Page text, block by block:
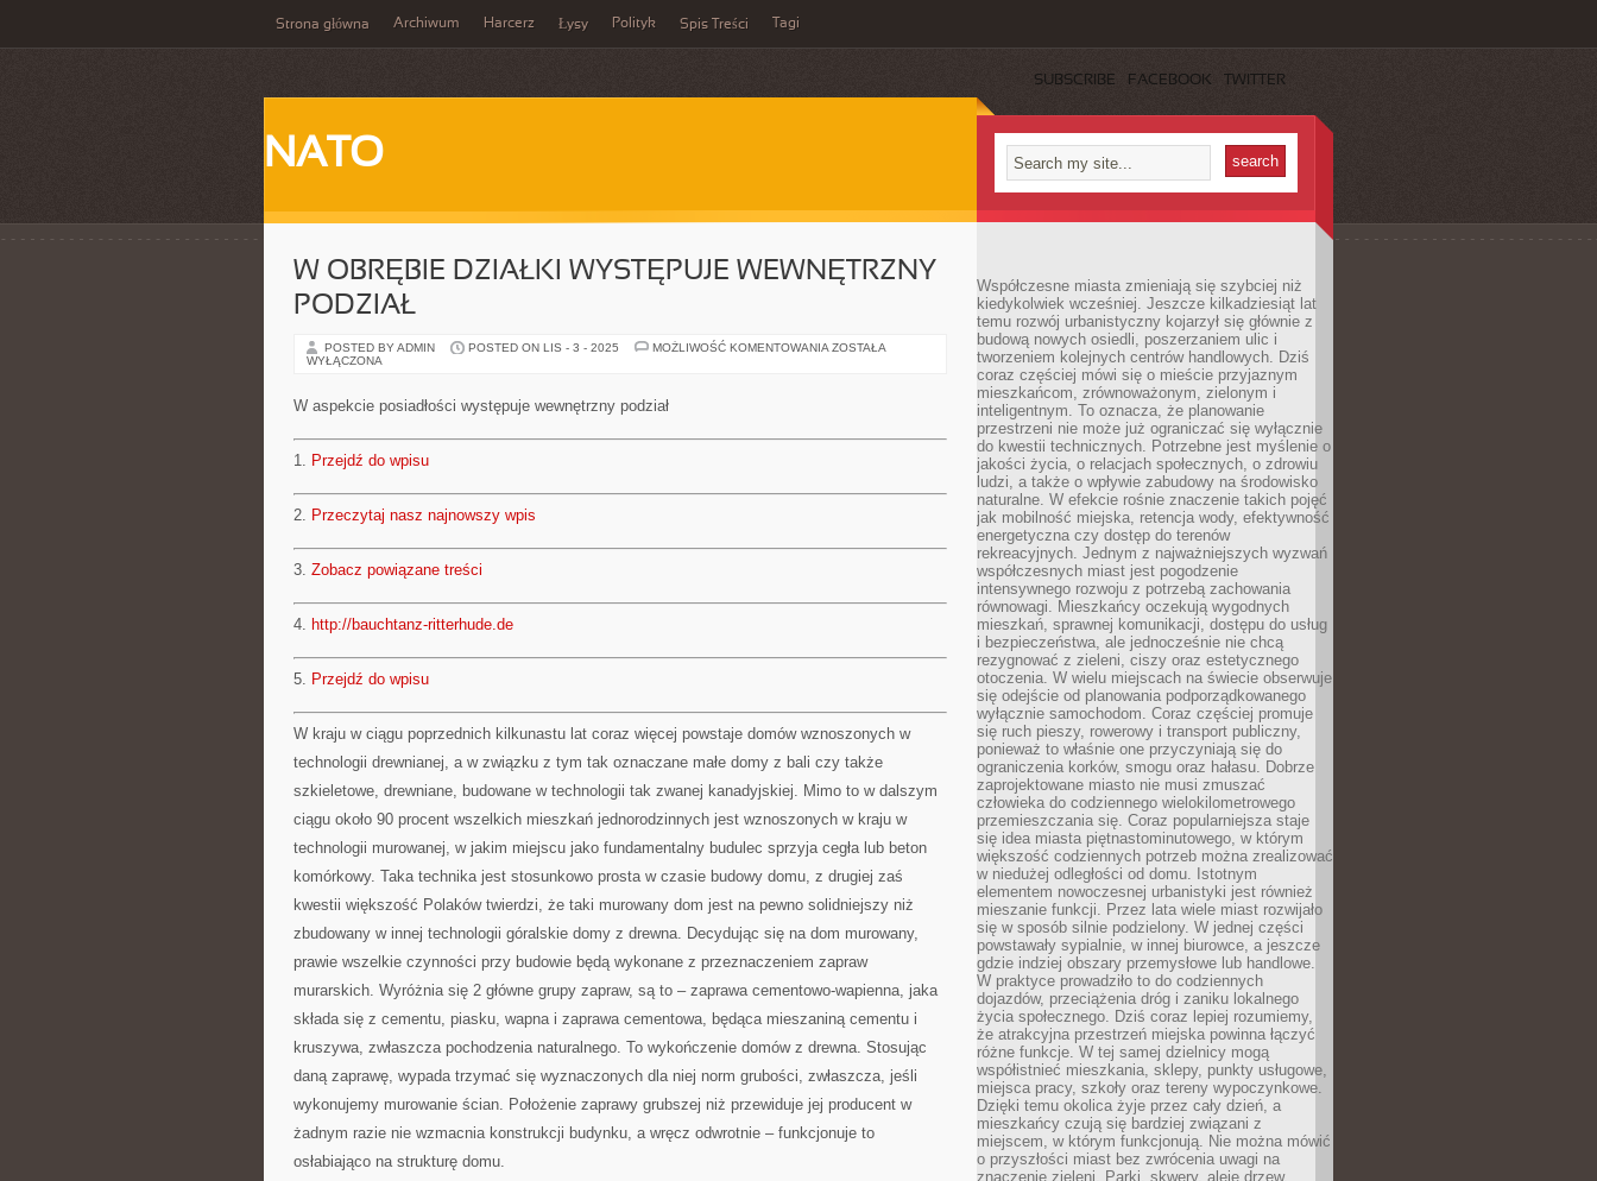
Strona główna Archiwum Harcerz Łysy Polityk Spis Treści Tagi
SUBSCRIBE FACEBOOK TWITTER
NATO
W OBRĘBIE DZIAŁKI WYSTĘPUJE WEWNĘTRZNY
PODZIAŁ
POSTED BY ADMIN POSTED ON LIS - 3 - 2025 MOŻLIWOŚĆ KOMENTOWANIA W
ZOSTAŁA
WYŁĄCZONA
W aspekcie posiadłości występuje wewnętrzny podział
1. Przejdź do wpisu
2. Przeczytaj nasz najnowszy wpis
3. Zobacz powiązane treści
4. http://bauchtanz-ritterhude.de
5. Przejdź do wpisu
W kraju w ciągu poprzednich kilkunastu lat coraz więcej powstaje domów wznoszonych w
technologii drewnianej, a w związku z tym tak oznaczane małe domy z bali czy także
szkieletowe, drewniane, budowane w technologii tak zwanej kanadyjskiej. Mimo to w dalszym
ciągu około 90 procent wszelkich mieszkań jednorodzinnych jest wznoszonych w kraju w
technologii murowanej, w jakim miejscu jako fundamentalny budulec sprzyja cegła lub beton
komórkowy. Taka technika jest stosunkowo prosta w czasie budowy domu, z drugiej zaś
kwestii większość Polaków twierdzi, że taki murowany dom jest na pewno solidniejszy niż
zbudowany w innej technologii góralskie domy z drewna. Decydując się na dom murowany,
prawie wszelkie czynności przy budowie będą wykonane z przeznaczeniem zapraw
murarskich. Wyróżnia się 2 główne grupy zapraw, są to – zaprawa cementowo-wapienna, jaka
składa się z cementu, piasku, wapna i zaprawa cementowa, będąca mieszaniną cementu i
kruszywa, zwłaszcza pochodzenia naturalnego. To wykończenie domów z drewna. Stosując
daną zaprawę, wypada trzymać się wyznaczonych dla niej norm grubości, zwłaszcza, jeśli
wykonujemy murowanie ścian. Położenie zaprawy grubszej niż przewiduje jej producent w
żadnym razie nie wzmacnia konstrukcji budynku, a wręcz odwrotnie – funkcjonuje to
osłabiająco na strukturę domu.
Współczesne miasta zmieniają się szybciej niż
kiedykolwiek wcześniej. Jeszcze kilkadziesiąt lat
temu rozwój urbanistyczny kojarzył się głównie z
budową nowych osiedli, poszerzaniem ulic i
tworzeniem kolejnych centrów handlowych. Dziś
coraz częściej mówi się o mieście przyjaznym
mieszkańcom, zrównoważonym, zielonym i
inteligentnym. To oznacza, że planowanie
przestrzeni nie może już ograniczać się wyłącznie
do kwestii technicznych. Potrzebne jest myślenie o
jakości życia, o relacjach społecznych, o zdrowiu
ludzi, a także o wpływie zabudowy na środowisko
naturalne. W efekcie rośnie znaczenie takich pojęć
jak mobilność miejska, retencja wody, efektywność
energetyczna czy dostęp do terenów
rekreacyjnych. Jednym z najważniejszych wyzwań
współczesnych miast jest pogodzenie
intensywnego rozwoju z potrzebą zachowania
równowagi. Mieszkańcy oczekują wygodnych
mieszkań, sprawnej komunikacji, dostępu do usług
i bezpieczeństwa, ale jednocześnie nie chcą
rezygnować z zieleni, ciszy oraz estetycznego
otoczenia. W wielu miejscach na świecie obserwuje
się odejście od planowania podporządkowanego
wyłącznie samochodom. Coraz częściej promuje
się ruch pieszy, rowerowy i transport publiczny,
ponieważ to właśnie one przyczyniają się do
ograniczenia korków, smogu oraz hałasu. Dobrze
zaprojektowane miasto nie musi zmuszać
człowieka do codziennego wielokilometrowego
przemieszczania się. Coraz popularniejsza staje
się idea miasta piętnastominutowego, w którym
większość codziennych potrzeb można zrealizować
w niedużej odległości od domu. Istotnym
elementem nowoczesnej urbanistyki jest również
mieszanie funkcji. Przez lata wiele miast rozwijało
się w sposób silnie podzielony. W jednej części
powstawały sypialnie, w innej biurowce, a jeszcze
gdzie indziej obszary przemysłowe lub handlowe.
W praktyce prowadziło to do codziennych
dojazdów, przeciążenia dróg i zaniku lokalnego
życia społecznego. Dziś coraz lepiej rozumiemy,
że atrakcyjna przestrzeń miejska powinna łączyć
różne funkcje. W tej samej dzielnicy mogą
współistnieć mieszkania, sklepy, punkty usługowe,
miejsca pracy, szkoły oraz tereny wypoczynkowe.
Dzięki temu okolica żyje przez cały dzień, a
mieszkańcy czują się bardziej związani z
miejscem, w którym funkcjonują. Nie można mówić
o przyszłości miast bez zwrócenia uwagi na
znaczenie zieleni. Parki, skwery, aleje drzew,